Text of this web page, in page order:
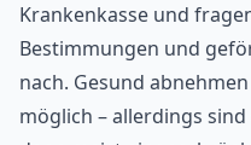
Krankenkasse und
Bestimmungen und
nach. Gesund
möglich – allerdings